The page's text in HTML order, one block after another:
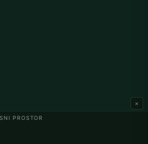
PROSTOR
×